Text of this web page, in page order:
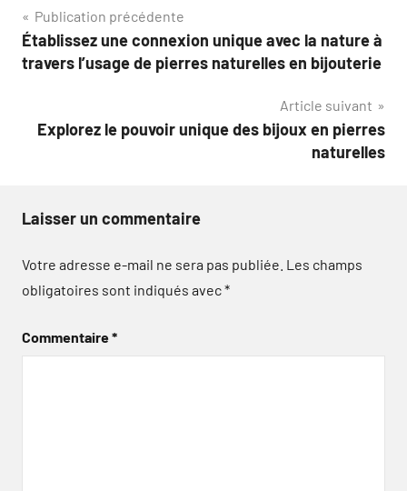
Navigation
de
Publication précédente
Établissez une connexion unique avec la nature à
travers l’usage de pierres naturelles en bijouterie
Article suivant
Explorez le pouvoir unique des bijoux en pierres
naturelles
Laisser un commentaire
Votre adresse e-mail ne sera pas publiée. Les champs
obligatoires sont indiqués avec*
Commentaire*